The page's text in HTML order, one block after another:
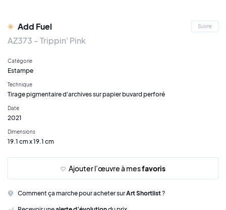
Add Fuel Suivre
AZ373 - Trippin' Pink
Catégorie
Estampe
Technique
Tirage pigmentaire d'archives sur papier buvard perforé
Date
2021
Dimensions
19.1 cm x 19.1 cm
Ajouter l’œuvre à mesfavoris
Comment ça marche pour acheter surArt Shortlist?